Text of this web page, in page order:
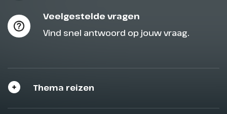
Veelgestelde vragen
Vind snel antwoord op jouw vraag.
Thema reizen